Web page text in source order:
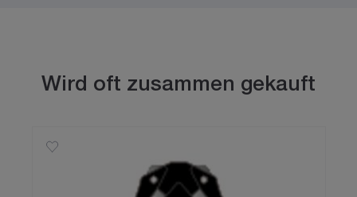
Wird oft zusammen gekauft